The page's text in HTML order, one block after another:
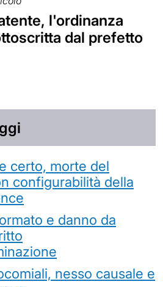
l'ordinanza
dal prefetto
certo, morte del
configurabilità della
e danno da
nesso causale e